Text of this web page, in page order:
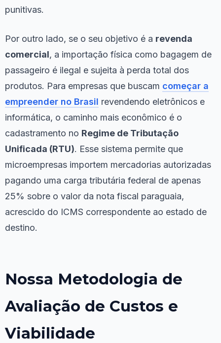
punitivas.
Por outro lado, se o seu objetivo é a revenda
comercial, a importação física como bagagem de
passageiro é ilegal e sujeita à perda total dos
produtos. Para empresas que buscam começar a
empreender no Brasil revendendo eletrônicos e
informática, o caminho mais econômico é o
cadastramento no Regime de Tributação
Unificada (RTU). Esse sistema permite que
microempresas importem mercadorias autorizadas
pagando uma carga tributária federal de apenas
25% sobre o valor da nota fiscal paraguaia,
acrescido do ICMS correspondente ao estado de
destino.
Nossa Metodologia de
Avaliação de Custos e
Viabilidade